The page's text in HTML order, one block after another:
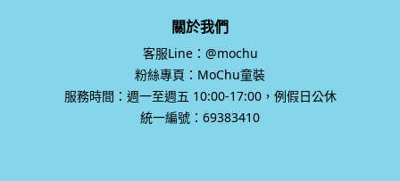
關於我們
客服Line：@mochu
粉絲專頁：MoChu童裝
服務時間：週一至週五 10:00-17:00，例假日公休
統一編號：69383410